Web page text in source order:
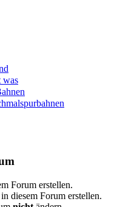
was
Forum erstellen.
diesem Forum erstellen.